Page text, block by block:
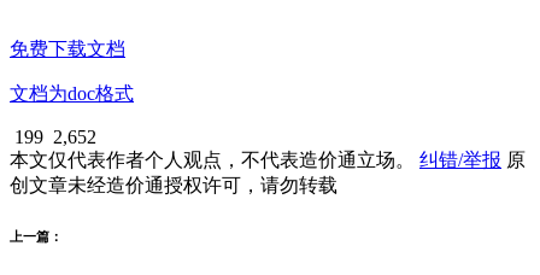
免费下载文档
文档为doc格式
199 2,652
本文仅代表作者个人观点，不代表造价通立场。 纠错/举报 原
创文章未经造价通授权许可，请勿转载
上一篇：